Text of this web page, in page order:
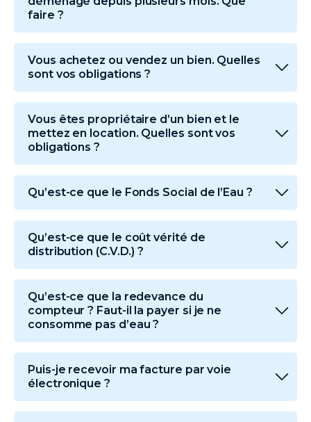
faire ?
Vous achetez ou vendez un bien. Quelles
sont vos obligations ?
Vous êtes propriétaire d’un bien et le
mettez en location. Quelles sont vos
obligations ?
Qu’est-ce que le Fonds Social de l’Eau ?
Qu’est-ce que le coût vérité de
distribution (C.V.D.) ?
Qu’est-ce que la redevance du
compteur ? Faut-il la payer si je ne
consomme pas d’eau ?
Puis-je recevoir ma facture par voie
électronique ?